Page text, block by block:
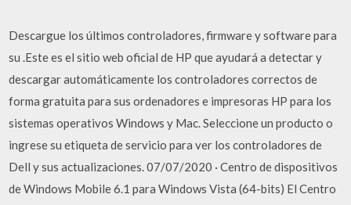
Descargue los últimos controladores, firmware y software para
su .Este es el sitio web oficial de HP que ayudará a detectar y
descargar automáticamente los controladores correctos de
forma gratuita para sus ordenadores e impresoras HP para los
sistemas operativos Windows y Mac. Seleccione un producto o
ingrese su etiqueta de servicio para ver los controladores de
Dell y sus actualizaciones. 07/07/2020 · Centro de dispositivos
de Windows Mobile 6.1 para Windows Vista (64-bits) El Centro